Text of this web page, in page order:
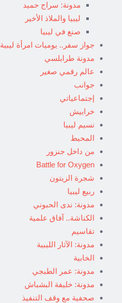
مدونة: سراج حميد
ليبيا والملاذ الأخير
صنع في ليبيا
جواز سفر.. يوميات امرأة ليبية
مدونة طرابلسي
عالم رقمي صغير
جوانب
إجتماعياتي
خرابيش
نسيم ليبيا
المحيط
من داخل جنزور
Battle for Oxygen
شجرة الزيتون
ربيع ليبيا
مدونة: ندى الحبوني
الكناشة.. آفاق علمية
تقاسيم
مدونة: الآثار الليبية
الخابية
مدونة: عمر الطبجي
مدونة: خليفة البشباش
صحفية مع وقف التنفيذ